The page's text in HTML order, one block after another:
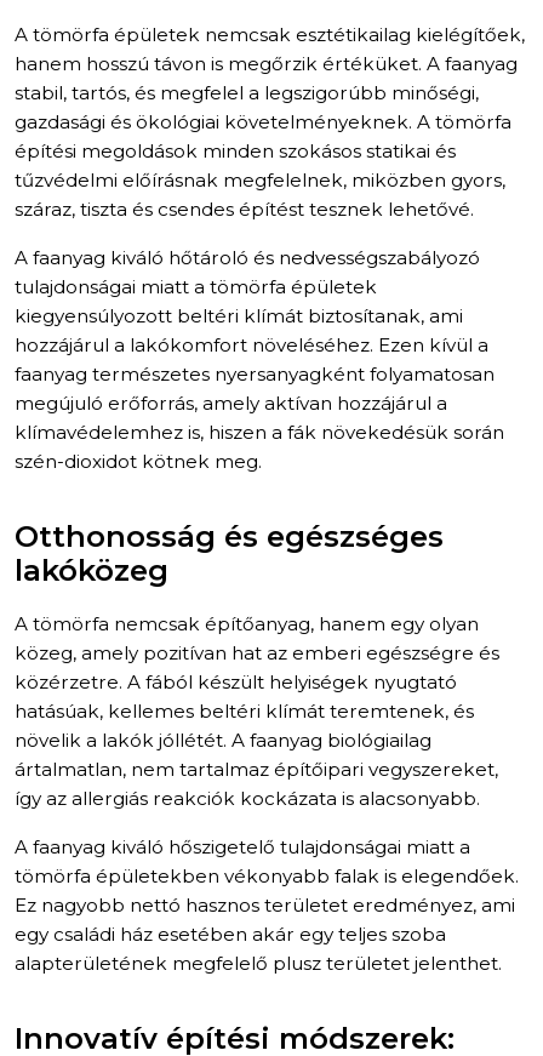
A tömörfa épületek nemcsak esztétikailag kielégítőek,
hanem hosszú távon is megőrzik értéküket. A faanyag
stabil, tartós, és megfelel a legszigorúbb minőségi,
gazdasági és ökológiai követelményeknek. A tömörfa
építési megoldások minden szokásos statikai és
tűzvédelmi előírásnak megfelelnek, miközben gyors,
száraz, tiszta és csendes építést tesznek lehetővé.
A faanyag kiváló hőtároló és nedvességszabályozó
tulajdonságai miatt a tömörfa épületek
kiegyensúlyozott beltéri klímát biztosítanak, ami
hozzájárul a lakókomfort növeléséhez. Ezen kívül a
faanyag természetes nyersanyagként folyamatosan
megújuló erőforrás, amely aktívan hozzájárul a
klímavédelemhez is, hiszen a fák növekedésük során
szén-dioxidot kötnek meg.
Otthonosság és egészséges
lakóközeg
A tömörfa nemcsak építőanyag, hanem egy olyan
közeg, amely pozitívan hat az emberi egészségre és
közérzetre. A fából készült helyiségek nyugtató
hatásúak, kellemes beltéri klímát teremtenek, és
növelik a lakók jóllétét. A faanyag biológiailag
ártalmatlan, nem tartalmaz építőipari vegyszereket,
így az allergiás reakciók kockázata is alacsonyabb.
A faanyag kiváló hőszigetelő tulajdonságai miatt a
tömörfa épületekben vékonyabb falak is elegendőek.
Ez nagyobb nettó hasznos területet eredményez, ami
egy családi ház esetében akár egy teljes szoba
alapterületének megfelelő plusz területet jelenthet.
Innovatív építési módszerek: